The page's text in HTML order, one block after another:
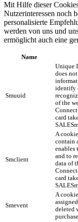
Mit Hilfe dieser
Nutzerinteressen noch
personalisierte
werden von uns und
ermöglicht auch eine
Name
Smuuid
Unique
does
identify
of the
card
Smclient
A
contain
enables
and to
data of
card
Smevent
A
deleted